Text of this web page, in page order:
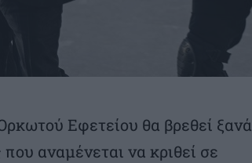
Εφετείου θα βρεθεί ξανά
αναμένεται να κριθεί σε